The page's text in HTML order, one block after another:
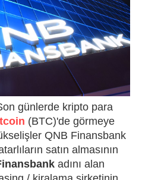
günlerde kripto para
(BTC)'de görmeye
QNB Finansbank
satın almasının
adını alan